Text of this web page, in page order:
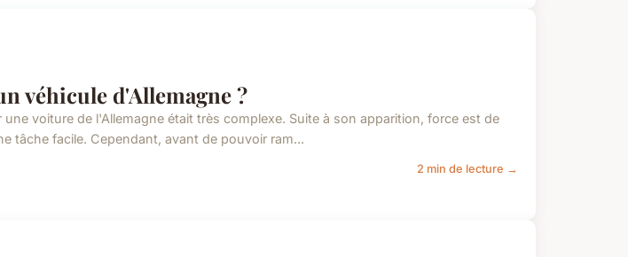
véhicule d'Allemagne ?
voiture de l'Allemagne était très complexe. Suite à son apparition, force est de
tâche facile. Cependant, avant de pouvoir ram...
2 min de lecture →